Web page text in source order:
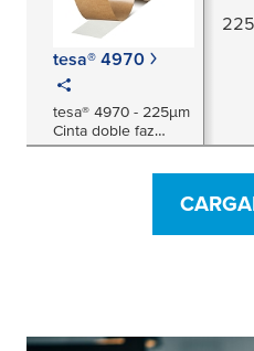
tesa® 4970
tesa® 4970 - 225µm
Cinta doble faz
fílmica de alta